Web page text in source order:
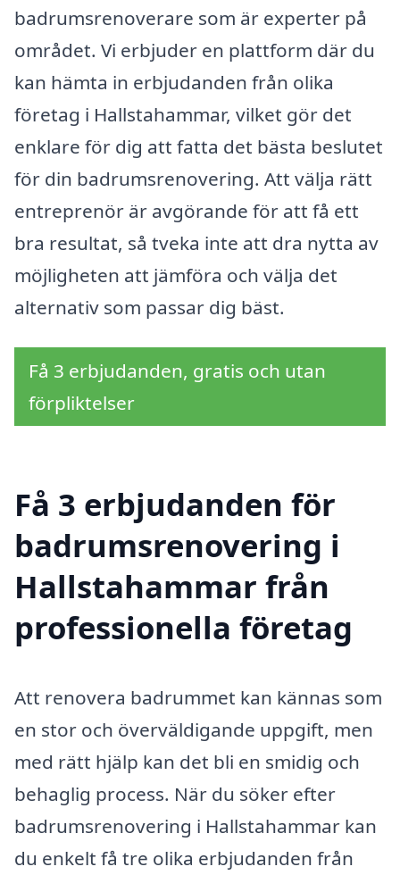
badrumsrenoverare som är experter på
området. Vi erbjuder en plattform där du
kan hämta in erbjudanden från olika
företag i Hallstahammar, vilket gör det
enklare för dig att fatta det bästa beslutet
för din badrumsrenovering. Att välja rätt
entreprenör är avgörande för att få ett
bra resultat, så tveka inte att dra nytta av
möjligheten att jämföra och välja det
alternativ som passar dig bäst.
Få 3 erbjudanden, gratis och utan
förpliktelser
Få 3 erbjudanden för
badrumsrenovering i
Hallstahammar från
professionella företag
Att renovera badrummet kan kännas som
en stor och överväldigande uppgift, men
med rätt hjälp kan det bli en smidig och
behaglig process. När du söker efter
badrumsrenovering i Hallstahammar kan
du enkelt få tre olika erbjudanden från